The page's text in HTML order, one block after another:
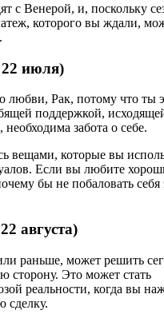
с Венерой, и, поскольку
которого вы ждали,
июля)
любви, Рак, потому что ты
поддержкой,
забота о себе.
вещами, которые вы
Если вы любите
бы не побаловать себя
августа)
раньше, может решить
сторону. Это может стать
реальности, когда вы
сделку.